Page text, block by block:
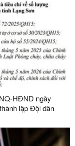
HĐND ngày
lập Đội dân